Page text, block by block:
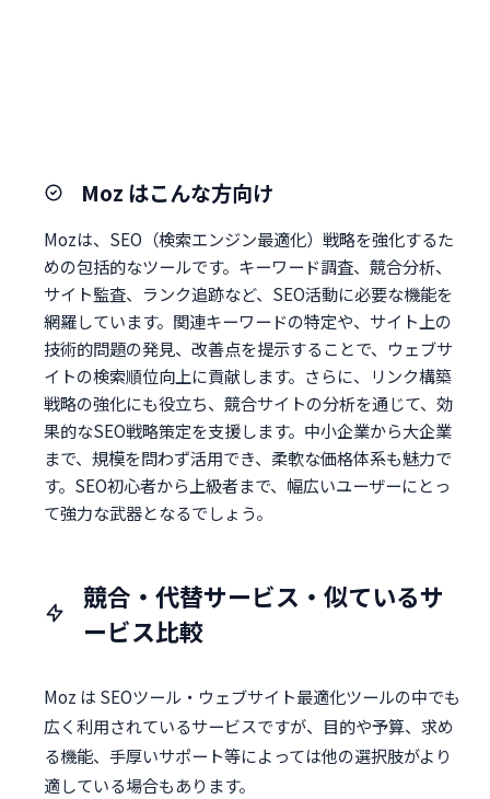
Moz はこんな方向け
Mozは、SEO（検索エンジン最適化）戦略を強化するた
めの包括的なツールです。キーワード調査、競合分析、
サイト監査、ランク追跡など、SEO活動に必要な機能を
網羅しています。関連キーワードの特定や、サイト上の
技術的問題の発見、改善点を提示することで、ウェブサ
イトの検索順位向上に貢献します。さらに、リンク構築
戦略の強化にも役立ち、競合サイトの分析を通じて、効
果的なSEO戦略策定を支援します。中小企業から大企業
まで、規模を問わず活用でき、柔軟な価格体系も魅力で
す。SEO初心者から上級者まで、幅広いユーザーにとっ
て強力な武器となるでしょう。
競合・代替サービス・似ているサ
ービス比較
Moz は SEOツール・ウェブサイト最適化ツールの中でも
広く利用されているサービスですが、目的や予算、求め
る機能、手厚いサポート等によっては他の選択肢がより
適している場合もあります。